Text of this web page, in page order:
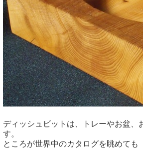
ディッシュビットは、トレーやお盆、
す。
ところが世界中のカタログを眺めても